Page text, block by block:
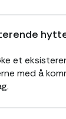
et
med å